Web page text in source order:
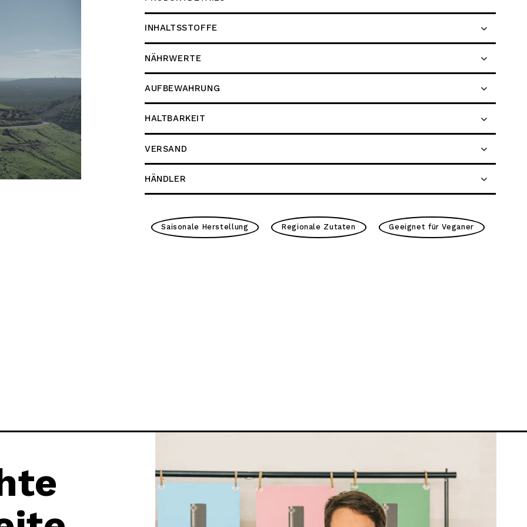
INHALTSSTOFFE
NÄHRWERTE
AUFBEWAHRUNG
HALTBARKEIT
VERSAND
HÄNDLER
Saisonale Herstellung Regionale Zutaten Geeignet für Veganer